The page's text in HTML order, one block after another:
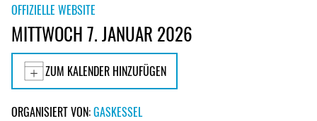
OFFIZIELLE WEBSITE
MITTWOCH 7. JANUAR 2026
ZUM KALENDER HINZUFÜGEN
ORGANISIERT VON:GASKESSEL